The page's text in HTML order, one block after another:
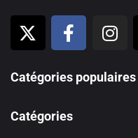
Catégories populaires
Catégories